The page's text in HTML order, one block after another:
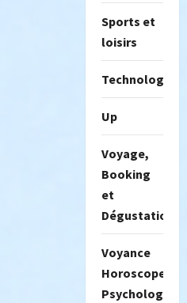
Sports et
loisirs
Technologie
Up
Voyage,
Booking
et
Dégustation
Voyance
Horoscope
Psychologie